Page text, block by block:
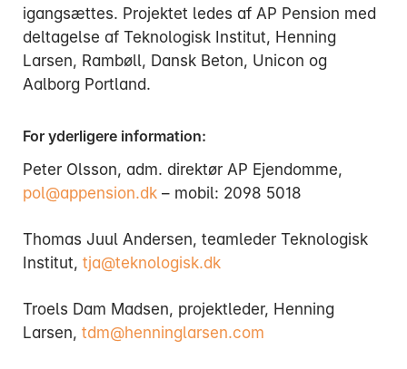
igangsættes. Projektet ledes af AP Pension med
deltagelse af Teknologisk Institut, Henning
Larsen, Rambøll, Dansk Beton, Unicon og
Aalborg Portland.
For yderligere information:
Peter Olsson, adm. direktør AP Ejendomme,
pol@appension.dk – mobil: 2098 5018
Thomas Juul Andersen, teamleder Teknologisk
Institut, tja@teknologisk.dk
Troels Dam Madsen, projektleder, Henning
Larsen, tdm@henninglarsen.com